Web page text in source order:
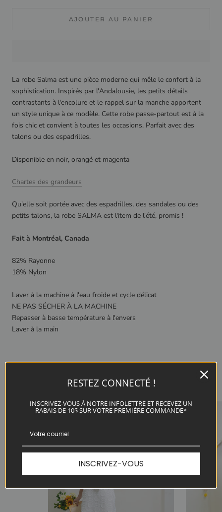
AJOUTER AU PANIER
La robe Salma est une pièce moderne qui mêle le confort à la
sophistication. Inspirés par l'Andalousie, les petits détails
contrastants à l'encolure et le rappel sur la manche apportent
un style unique à ce modèle. Cette robe passe-partout est à la
fois chic et convient à toutes les occasions. Parfait avec des
talons ou des espadrilles.
Disponible en noir, orangé et magenta
Chartes des grandeurs
Qu'elle soit portée avec des espadrilles, des sandales ou des
petits talons, la robe SALMA est l'item de l'été, promis !
Fait à Montréal, Canada
82% Rayonne
18% Nylon
Laver à la machine à l'eau froide et cycle délicat
NE PAS SÉCHER À LA MACHINE
Repasser à basse température à l'envers
Laver à la main
RESTEZ CONNECTÉ !
INSCRIVEZ-VOUS À NOTRE INFOLETTRE ET RECEVEZ UN
RABAIS DE 10$ SUR VOTRE PREMIÈRE COMMANDE*
INSCRIVEZ-VOUS